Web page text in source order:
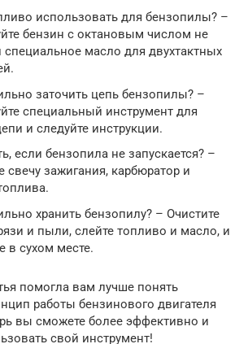
использовать для бензопилы? –
бензин с октановым числом не
специальное масло для двухтактных
заточить цепь бензопилы? –
специальный инструмент для
и следуйте инструкции.
если бензопила не запускается? –
свечу зажигания, карбюратор и
хранить бензопилу? – Очистите
и пыли, слейте топливо и масло, и
в сухом месте.
помогла вам лучше понять
работы бензинового двигателя
вы сможете более эффективно и
свой инструмент!